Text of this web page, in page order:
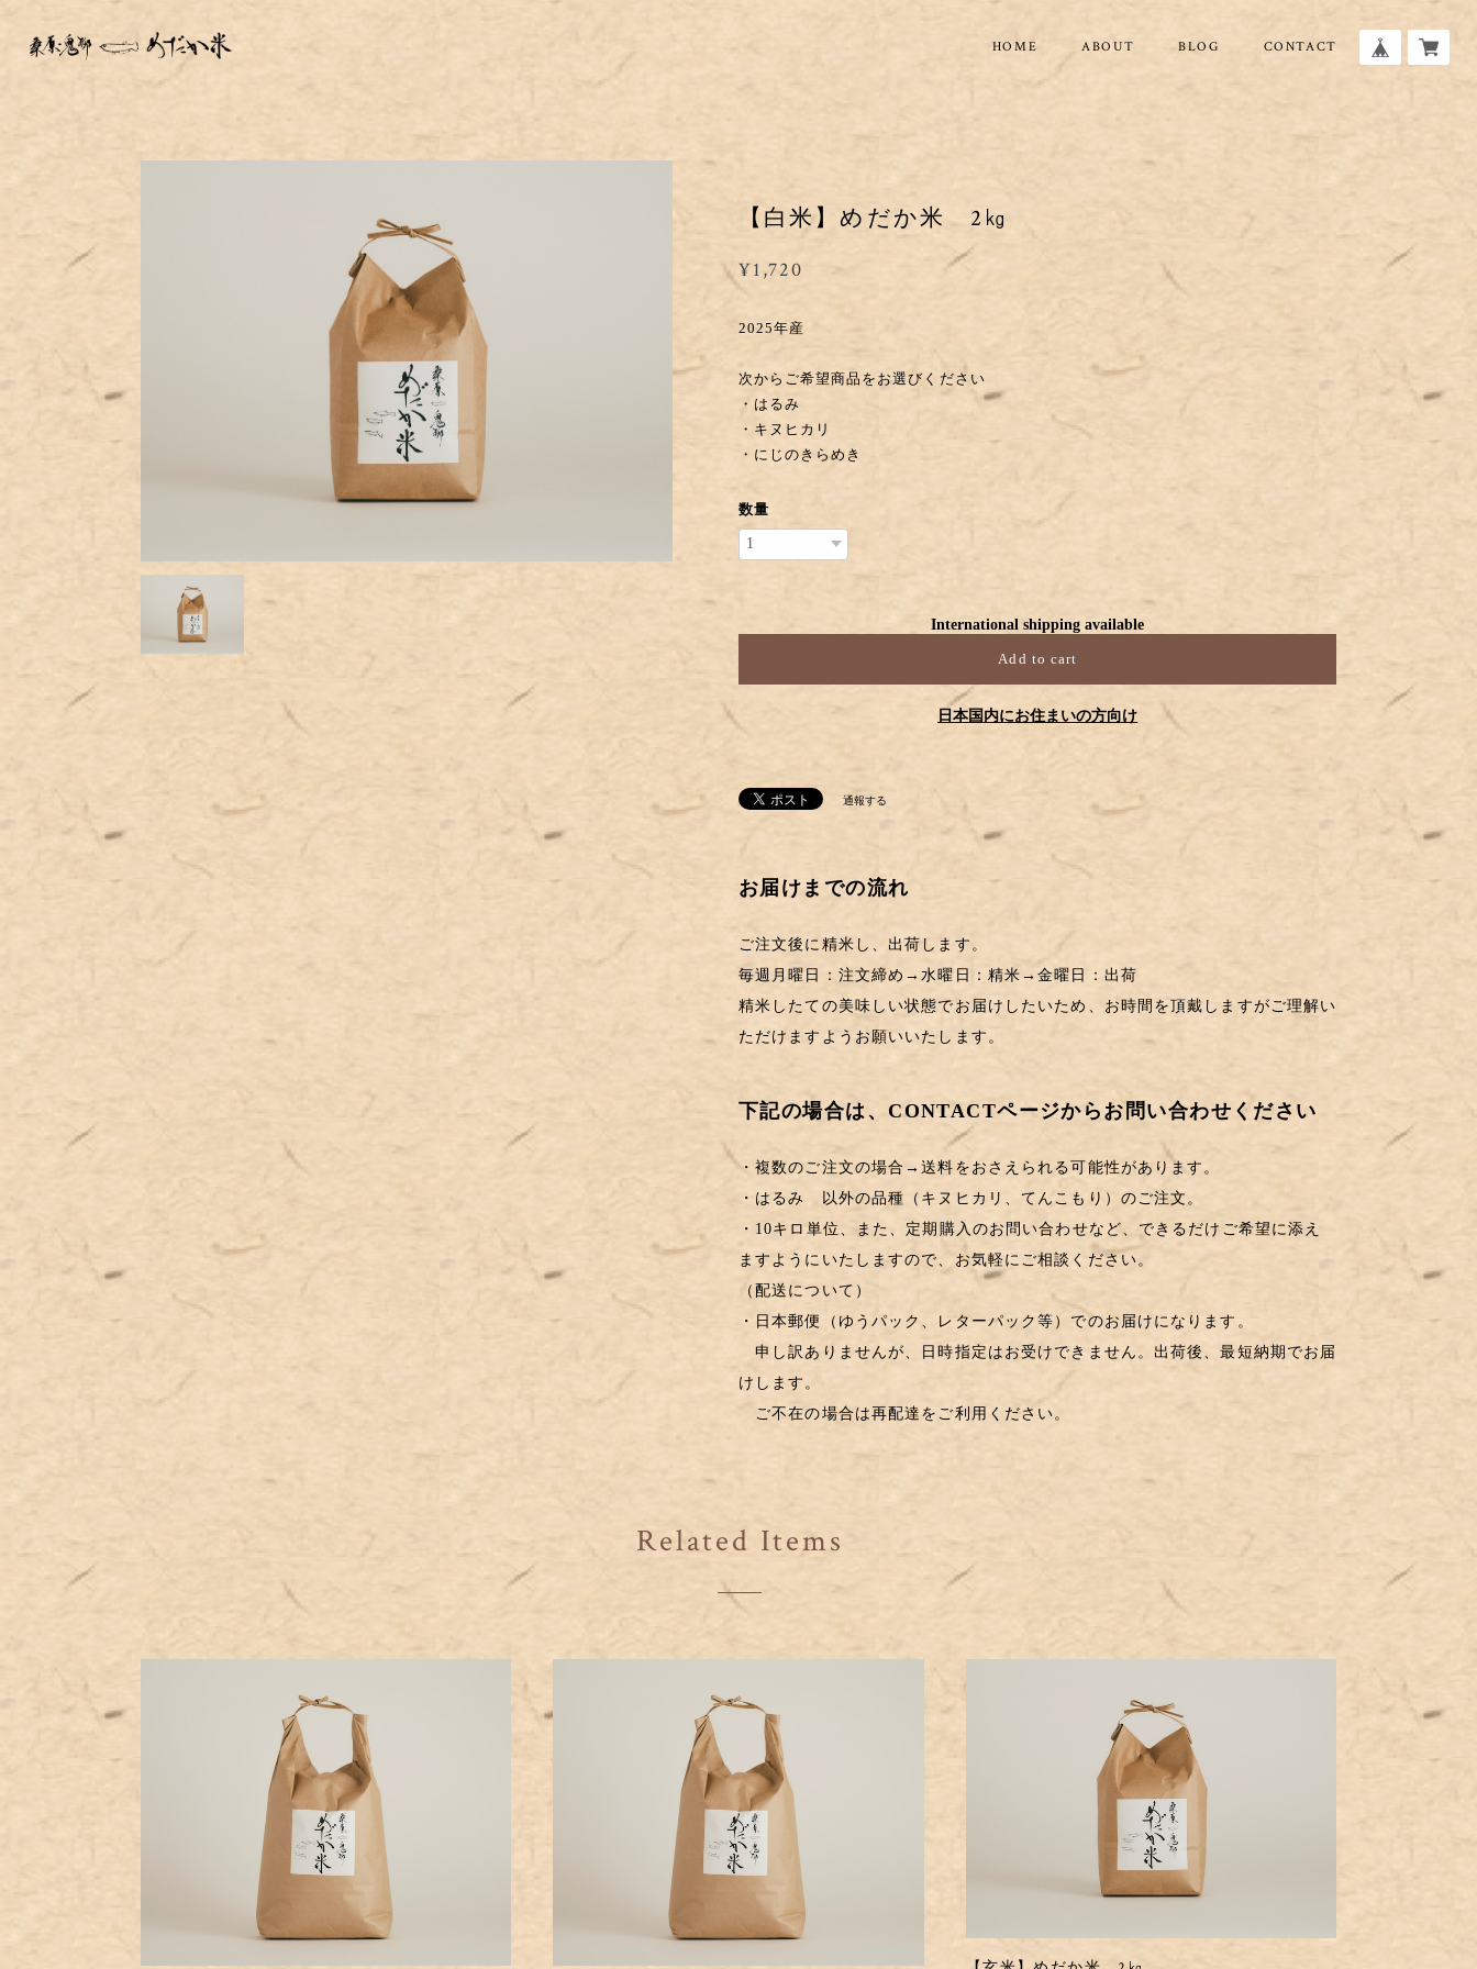
HOME ABOUT BLOG CONTACT
【白米】めだか米 2㎏
¥1,720
2025年産
次からご希望商品をお選びください
・はるみ
・キヌヒカリ
・にじのきらめき
数量
International shipping available
Add to cart
日本国内にお住まいの方向け
通報する
お届けまでの流れ
ご注文後に精米し、出荷します。
毎週月曜日：注文締め→水曜日：精米→金曜日：出荷
精米したての美味しい状態でお届けしたいため、お時間を頂戴しますがご理解い
ただけますようお願いいたします。
下記の場合は、CONTACTページからお問い合わせください
・複数のご注文の場合→送料をおさえられる可能性があります。
・はるみ 以外の品種（キヌヒカリ、てんこもり）のご注文。
・10キロ単位、また、定期購入のお問い合わせなど、できるだけご希望に添え
ますようにいたしますので、お気軽にご相談ください。
（配送について）
・日本郵便（ゆうパック、レターパック等）でのお届けになります。
申し訳ありませんが、日時指定はお受けできません。出荷後、最短納期でお届
けします。
ご不在の場合は再配達をご利用ください。
Related Items